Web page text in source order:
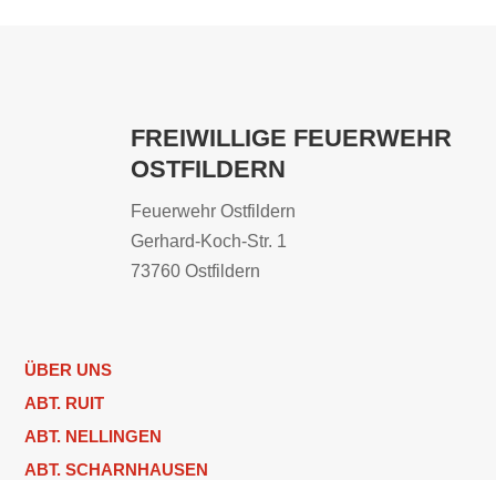
FREIWILLIGE FEUERWEHR
OSTFILDERN
Feuerwehr Ostfildern
Gerhard-Koch-Str. 1
73760 Ostfildern
ÜBER UNS
ABT. RUIT
ABT. NELLINGEN
ABT. SCHARNHAUSEN